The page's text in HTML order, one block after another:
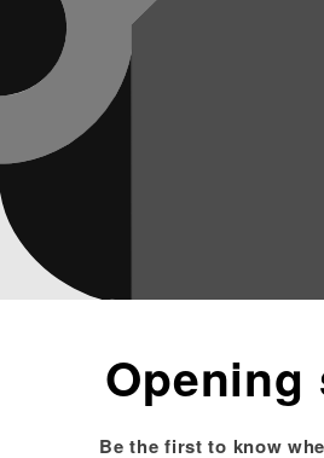
Opening
Be the first to know